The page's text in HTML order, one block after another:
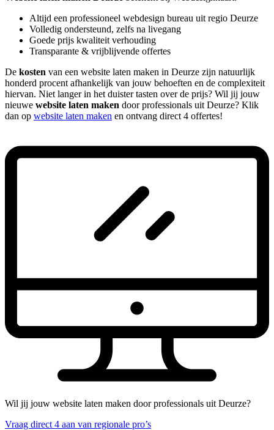
Altijd een professioneel webdesign bureau uit regio Deurze
Volledig ondersteund, zelfs na livegang
Goede prijs kwaliteit verhouding
Transparante & vrijblijvende offertes
De kosten van een website laten maken in Deurze zijn natuurlijk
honderd procent afhankelijk van jouw behoeften en de complexiteit
hiervan. Niet langer in het duister tasten over de prijs? Wil jij jouw
nieuwe website laten maken door professionals uit Deurze? Klik
dan op website laten maken en ontvang direct 4 offertes!
Wil jij jouw website laten maken door professionals uit Deurze?
Vraag direct 4 aan van regionale pro’s